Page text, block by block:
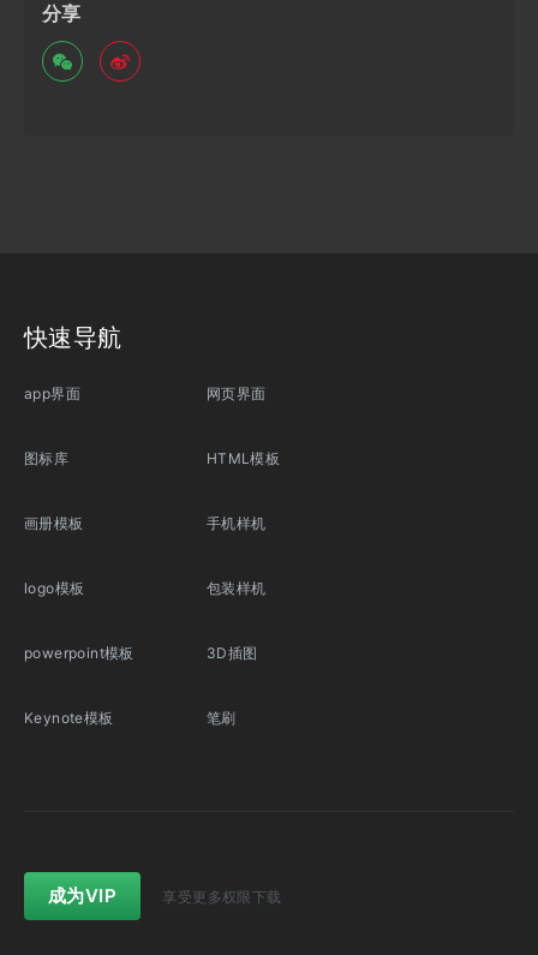
分享
快速导航
app界面
图标库
画册模板
logo模板
powerpoint模板
Keynote模板
网页界面
HTML模板
手机样机
包装样机
3D插图
笔刷
成为VIP 享受更多权限下载